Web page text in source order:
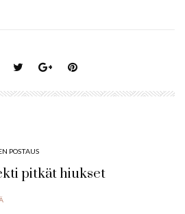
POSTAUS
pitkät hiukset